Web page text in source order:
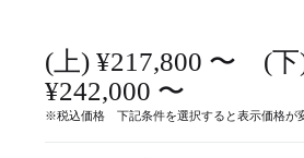
(上) ¥217,800 〜 (下
¥242,000 〜
※税込価格 下記条件を選択すると表示価格が